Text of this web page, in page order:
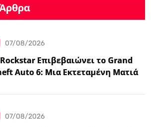
07/08/2026
Επιβεβαιώνει το Grand
Auto 6: Μια Εκτεταμένη Ματιά
07/08/2026